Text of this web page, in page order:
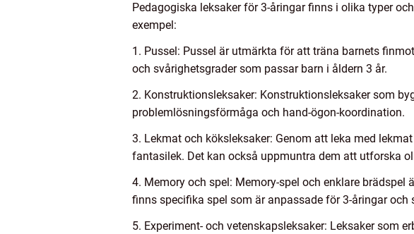
Pedagogiska leksaker för 3-åringar finns i olika typer
exempel:
1. Pussel: Pussel är utmärkta för att träna barnets
och svårighetsgrader som passar barn i åldern 3 år.
2. Konstruktionsleksaker: Konstruktionsleksaker som
problemlösningsförmåga och hand-ögon-koordination.
3. Lekmat och köksleksaker: Genom att leka med
fantasilek. Det kan också uppmuntra dem att utforska
4. Memory och spel: Memory-spel och enklare
finns specifika spel som är anpassade för 3-åringar
5. Experiment- och vetenskapsleksaker: Leksaker som